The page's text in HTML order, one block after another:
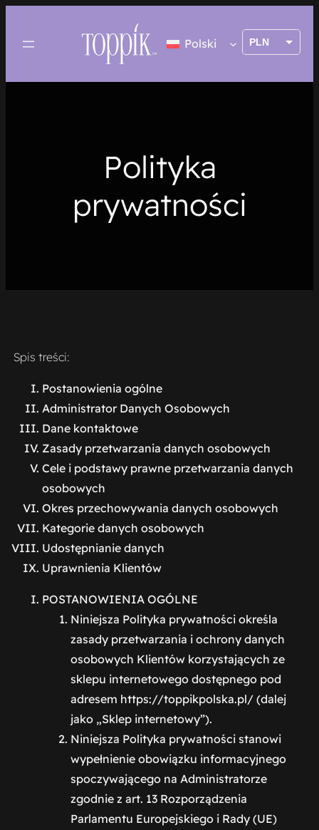
Polski PLN
Polityka
prywatności
Spis treści:
Postanowienia ogólne
Administrator Danych Osobowych
Dane kontaktowe
Zasady przetwarzania danych osobowych
Cele i podstawy prawne przetwarzania danych
osobowych
Okres przechowywania danych osobowych
Kategorie danych osobowych
Udostępnianie danych
Uprawnienia Klientów
POSTANOWIENIA OGÓLNE
Niniejsza Polityka prywatności określa
zasady przetwarzania i ochrony danych
osobowych Klientów korzystających ze
sklepu internetowego dostępnego pod
adresem https://toppikpolska.pl/ (dalej
jako „Sklep internetowy”).
Niniejsza Polityka prywatności stanowi
wypełnienie obowiązku informacyjnego
spoczywającego na Administratorze
zgodnie z art. 13 Rozporządzenia
Parlamentu Europejskiego i Rady (UE)